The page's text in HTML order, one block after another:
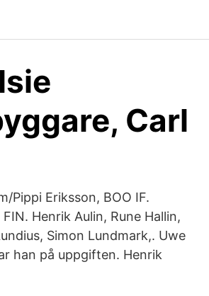
Carl
Pippi Eriksson, BOO IF.
Henrik Aulin, Rune Hallin,
Simon Lundmark,. Uwe
han på uppgiften. Henrik